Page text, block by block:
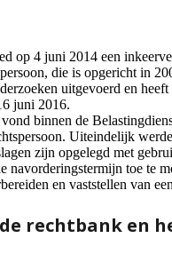
op 4 juni 2014 een
die is opgericht in
uitgevoerd en
juni 2016.
binnen de
Uiteindelijk
zijn opgelegd met
navorderingstermijn toe te
en vaststellen van
rechtbank en